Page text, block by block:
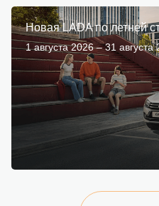
Новая LADA по летней
1 августа 2026 – 31 августа